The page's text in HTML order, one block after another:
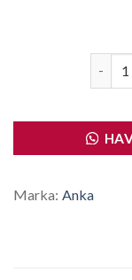
Anka
Marka: Anka